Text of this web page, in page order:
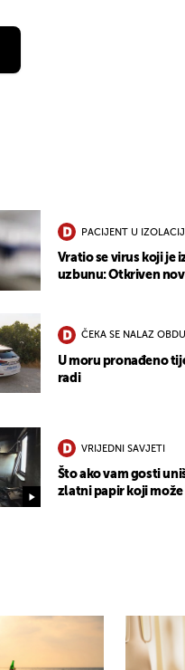
PACIJENT U IZOLACIJI
Vratio se virus koji je
uzbunu: Otkriven
ČEKA SE NALAZ
U moru pronađeno
radi
VRIJEDNI SAVJETI
Što ako vam gosti
zlatni papir koji